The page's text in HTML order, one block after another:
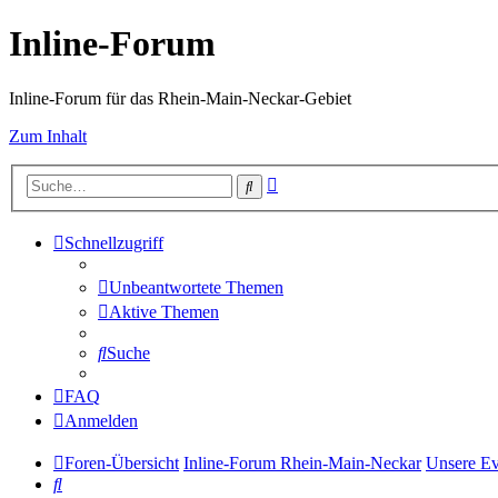
Inline-Forum
Inline-Forum für das Rhein-Main-Neckar-Gebiet
Zum Inhalt
Suche
Schnellzugriff
Unbeantwortete Themen
Aktive Themen
Suche
FAQ
Anmelden
Foren-Übersicht Inline-Forum Rhein-Main-Neckar Unsere
Suche